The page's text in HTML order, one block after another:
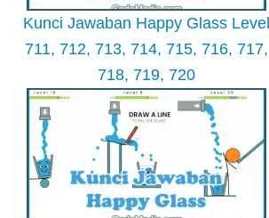
Kunci Jawaban Happy Glass Level
711, 712, 713, 714, 715, 716, 717,
718, 719, 720